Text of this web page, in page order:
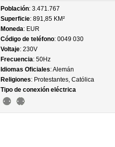
Población: 3.471.767
Superficie: 891,85 KM²
Moneda: EUR
Código de teléfono: 0049 030
Voltaje: 230V
Frecuencia: 50Hz
Idiomas Oficiales: Alemán
Religiones: Protestantes, Católica
Tipo de conexión eléctrica